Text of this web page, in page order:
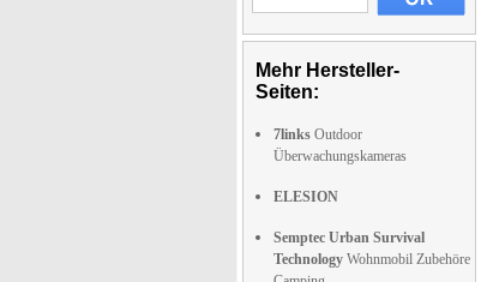
Mehr Hersteller-
Seiten:
7links Outdoor
Überwachungskameras
ELESION
Semptec Urban Survival
Technology Wohnmobil Zubehöre